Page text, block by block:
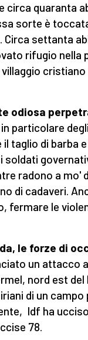
circa quaranta
sorte è
Circa settanta
rifugio nella
cristiano
odiosa
in particolare
taglio di barba
soldati
radono a mo'
di cadaveri.
fermare le
le forze di
un attacco
nord est del
di un
Idf ha
78.